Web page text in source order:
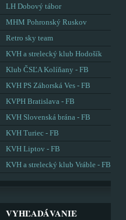
LH Dobový tábor
MHM Pohronský Ruskov
Retro sky team
KVH a strelecký klub Hodošík
Klub ČSĽA Kolíňany - FB
KVH PS Záhorská Ves - FB
KVPH Bratislava - FB
KVH Slovenská brána - FB
KVH Turiec - FB
KVH Liptov - FB
KVH a strelecký klub Vráble - FB
VYHĽADÁVANIE